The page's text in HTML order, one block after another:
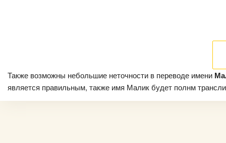
Также возможны небольшие неточности в переводе имени
является правильным, также имя Малик будет полнм